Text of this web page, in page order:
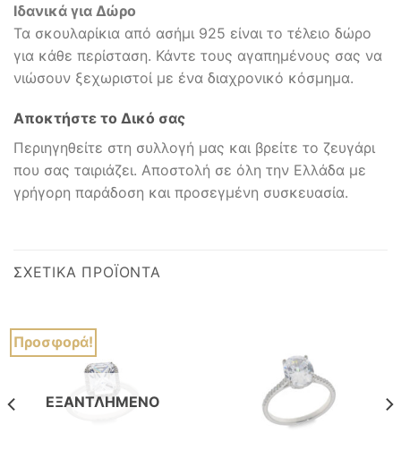
Ιδανικά για Δώρο
Τα σκουλαρίκια από ασήμι 925 είναι το τέλειο δώρο
για κάθε περίσταση. Κάντε τους αγαπημένους σας να
νιώσουν ξεχωριστοί με ένα διαχρονικό κόσμημα.
Αποκτήστε το Δικό σας
Περιηγηθείτε στη συλλογή μας και βρείτε το ζευγάρι
που σας ταιριάζει. Αποστολή σε όλη την Ελλάδα με
γρήγορη παράδοση και προσεγμένη συσκευασία.
ΣΧΕΤΙΚΆ ΠΡΟΪΌΝΤΑ
Προσφορά!
ΕΞΑΝΤΛΗΜΈΝΟ